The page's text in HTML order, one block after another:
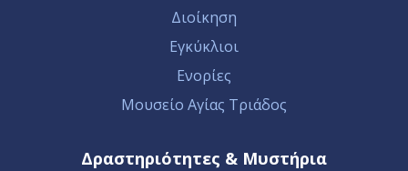
Διοίκηση
Εγκύκλιοι
Ενορίες
Μουσείο Αγίας Τριάδος
Δραστηριότητες & Μυστήρια